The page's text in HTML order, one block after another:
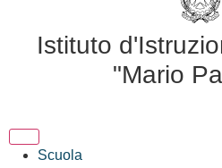
Istituto
"Mario
Scuola